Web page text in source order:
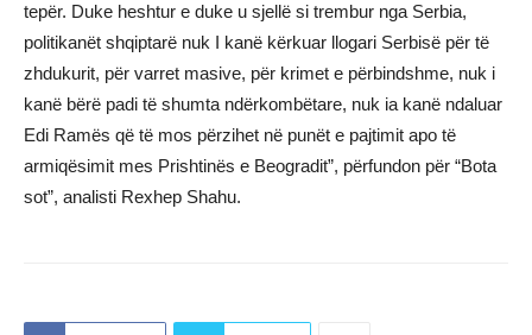
tepër. Duke heshtur e duke u sjellë si trembur nga Serbia,
politikanët shqiptarë nuk I kanë kërkuar llogari Serbisë për të
zhdukurit, për varret masive, për krimet e përbindshme, nuk i
kanë bërë padi të shumta ndërkombëtare, nuk ia kanë ndaluar
Edi Ramës që të mos përzihet në punët e pajtimit apo të
armiqësimit mes Prishtinës e Beogradit”, përfundon për “Bota
sot”, analisti Rexhep Shahu.